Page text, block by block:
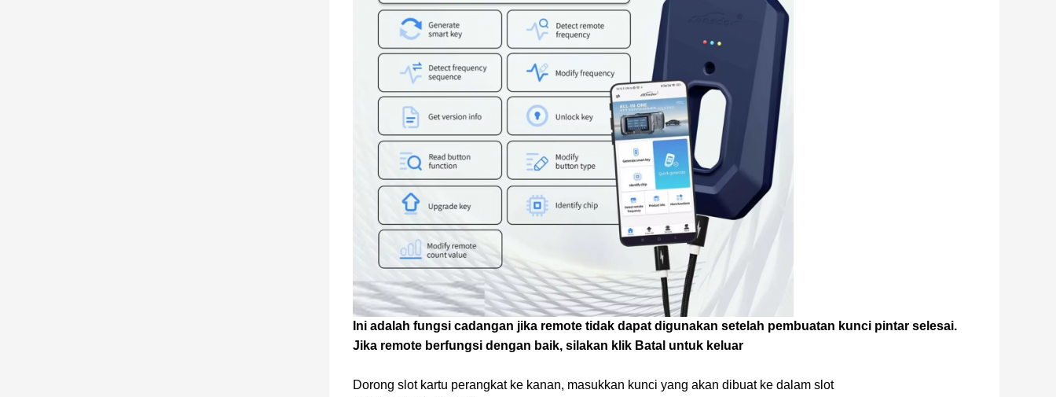
Ini adalah fungsi cadangan jika remote tidak dapat digunakan setelah pembuatan kunci pintar selesai.
Jika remote berfungsi dengan baik, silakan klik Batal untuk keluar
Dorong slot kartu perangkat ke kanan, masukkan kunci yang akan dibuat ke dalam slot